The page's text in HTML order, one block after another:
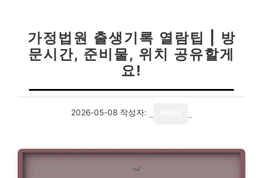
가정법원 출생기록 열람팁 | 방
문시간, 준비물, 위치 공유할게
요!
2026-05-08 작성자: